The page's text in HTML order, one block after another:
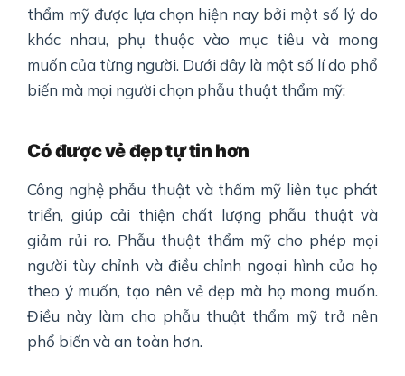
thẩm mỹ được lựa chọn hiện nay bởi một số lý do
khác nhau, phụ thuộc vào mục tiêu và mong
muốn của từng người. Dưới đây là một số lí do phổ
biến mà mọi người chọn phẫu thuật thẩm mỹ:
Có được vẻ đẹp tự tin hơn
Công nghệ phẫu thuật và thẩm mỹ liên tục phát
triển, giúp cải thiện chất lượng phẫu thuật và
giảm rủi ro. Phẫu thuật thẩm mỹ cho phép mọi
người tùy chỉnh và điều chỉnh ngoại hình của họ
theo ý muốn, tạo nên vẻ đẹp mà họ mong muốn.
Điều này làm cho phẫu thuật thẩm mỹ trở nên
phổ biến và an toàn hơn.